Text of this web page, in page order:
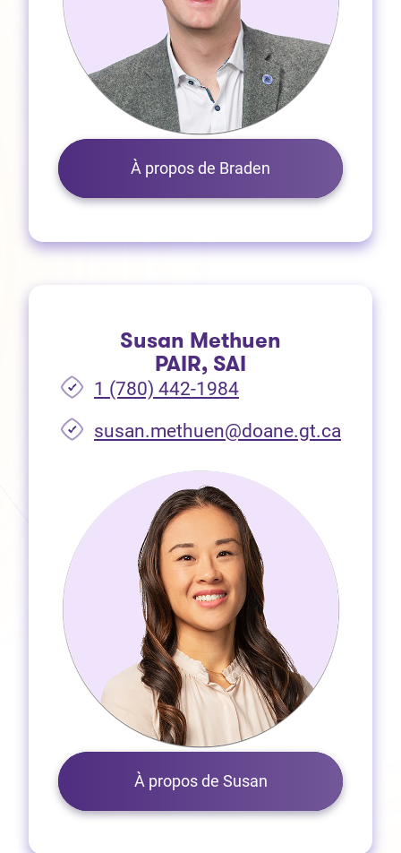
À propos de Braden
Susan Methuen
PAIR, SAI
1 (780) 442-1984
susan.methuen@doane.gt.ca
À propos de Susan